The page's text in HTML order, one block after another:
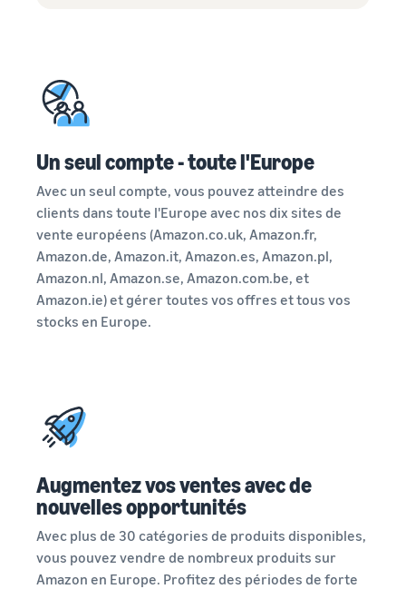
Comment vendre des T-
shirts en ligne
de T-shirts
Un seul compte - toute l'Europe
Avec un seul compte, vous pouvez atteindre des
clients dans toute l'Europe avec nos dix sites de
vente européens (Amazon.co.uk, Amazon.fr,
Amazon.de, Amazon.it, Amazon.es, Amazon.pl,
Amazon.nl, Amazon.se, Amazon.com.be, et
Amazon.ie) et gérer toutes vos offres et tous vos
stocks en Europe.
Augmentez vos ventes avec de
nouvelles opportunités
Avec plus de 30 catégories de produits disponibles,
vous pouvez vendre de nombreux produits sur
Amazon en Europe. Profitez des périodes de forte